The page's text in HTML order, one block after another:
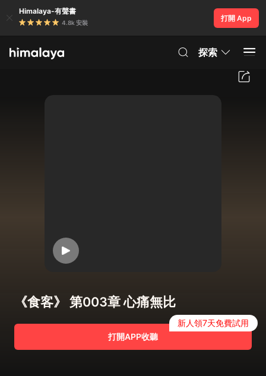
Himalaya-有聲書
4.8k 安裝
打開 App
探索
《食客》 第003章 心痛無比
打開APP收聽
新人領7天免費試用